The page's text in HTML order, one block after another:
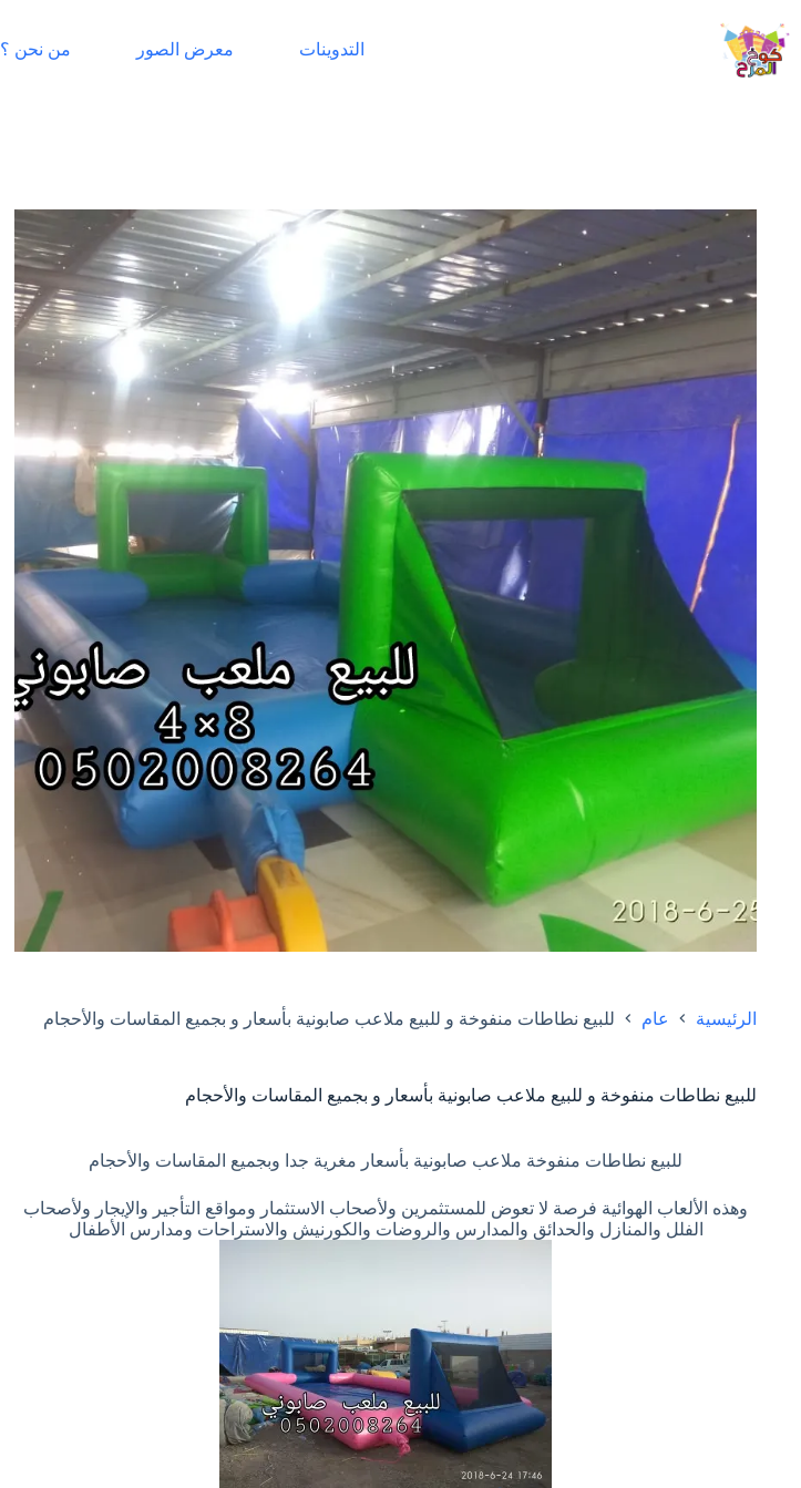
إلى
المحتوى
التدوينات معرض الصور من نحن ؟
الرئيسية عام للبيع نطاطات منفوخة و للبيع ملاعب صابونية بأسعار و بجميع المقاسات والأحجام
للبيع نطاطات منفوخة و للبيع ملاعب صابونية بأسعار و بجميع المقاسات والأحجام
للبيع نطاطات منفوخة ملاعب صابونية بأسعار مغرية جدا وبجميع المقاسات والأحجام
وهذه الألعاب الهوائية فرصة لا تعوض للمستثمرين ولأصحاب الاستثمار ومواقع التأجير والإيجار ولأصحاب
الفلل والمنازل والحدائق والمدارس والروضات والكورنيش والاستراحات ومدارس الأطفال